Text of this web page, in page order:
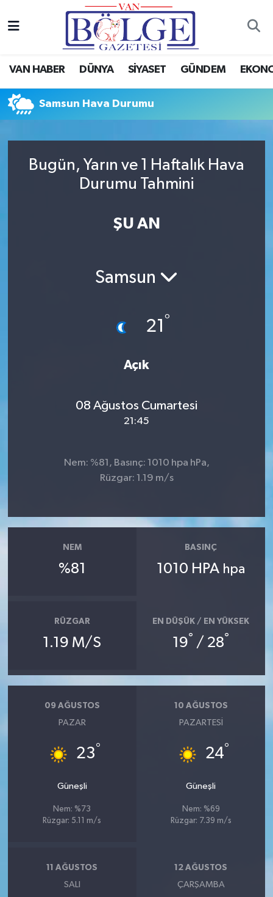
VAN HABER DÜNYA SİYASET GÜNDEM
Samsun Hava Durumu
Bugün, Yarın ve 1 Haftalık Hava
Durumu Tahmini
ŞU AN
Samsun
21 °
Açık
08 Ağustos Cumartesi
21:45
Nem: %81, Basınç: 1010 hpa hPa,
Rüzgar: 1.19 m/s
NEM
%81
BASINÇ
1010 HPA hpa
RÜZGAR
1.19 M/S
EN DÜŞÜK / EN YÜKSEK
19° / 28°
09 AĞUSTOS
PAZAR
23°
Güneşli
Nem: %73
Rüzgar: 5.11 m/s
10 AĞUSTOS
PAZARTESI
24°
Güneşli
Nem: %69
Rüzgar: 7.39 m/s
11 AĞUSTOS
SALI
12 AĞUSTOS
ÇARŞAMBA
Van Haber
Gündem
Spor
Ekonomi
Hava Durumu
Puan Durumu ve Fikstür
Tüm Manşetler
Son Dakika Haberleri